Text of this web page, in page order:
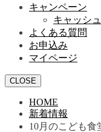
キャンペーン
キャッシ
よくある質問
お申込み
マイページ
CLOSE
HOME
新着情報
10月のこども食